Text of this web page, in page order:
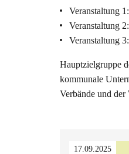
Veranstaltung
Veranstaltung
Veranstaltung
Hauptzielgruppe
kommunale
Verbände und der
17.09.2025